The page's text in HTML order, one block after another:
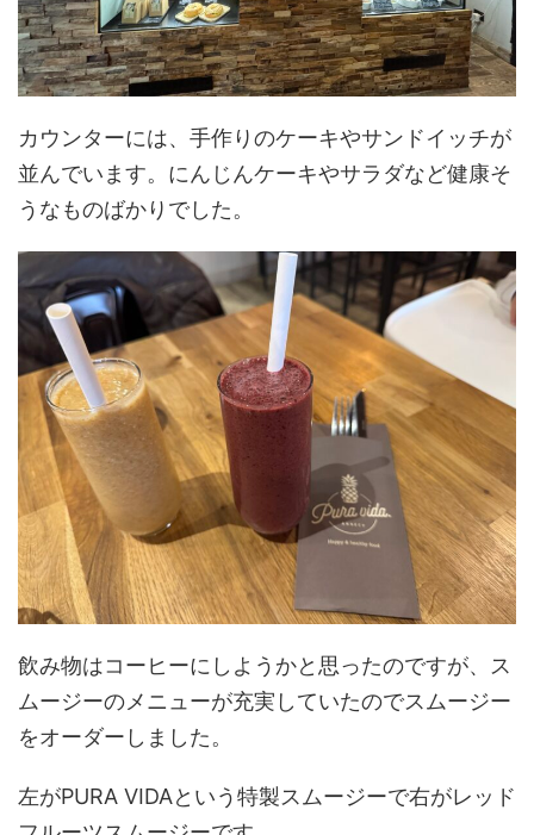
カウンターには、手作りのケーキやサンドイッチが
並んでいます。にんじんケーキやサラダなど健康そ
うなものばかりでした。
飲み物はコーヒーにしようかと思ったのですが、ス
ムージーのメニューが充実していたのでスムージー
をオーダーしました。
左がPURA VIDAという特製スムージーで右がレッド